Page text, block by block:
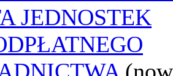
JEDNOSTEK